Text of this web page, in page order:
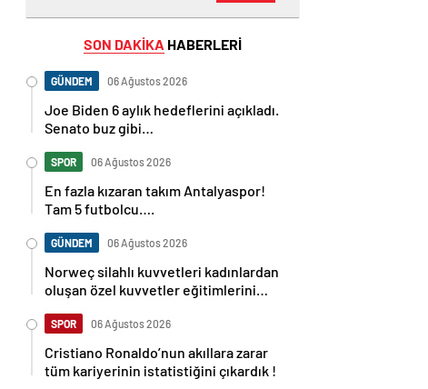
SON DAKİKA HABERLERİ
GÜNDEM 06 Ağustos 2026
Joe Biden 6 aylık hedeflerini açıkladı.
Senato buz gibi…
SPOR 06 Ağustos 2026
En fazla kızaran takım Antalyaspor!
Tam 5 futbolcu….
GÜNDEM 06 Ağustos 2026
Norweç silahlı kuvvetleri kadınlardan
oluşan özel kuvvetler eğitimlerini
SPOR 06 Ağustos 2026
Cristiano Ronaldo’nun akıllara zarar
tüm kariyerinin istatistiğini çıkardık !